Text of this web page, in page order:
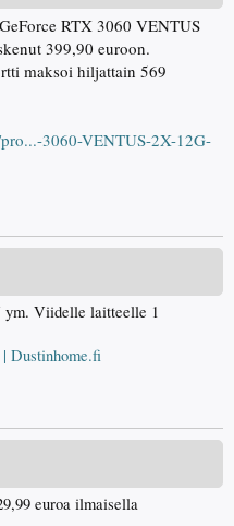
RTX 3060 VENTUS
399,90 euroon.
maksoi hiljattain 569
3060-VENTUS-2X-12G-
ym. Viidelle laitteelle 1
Dustinhome.fi
euroa ilmaisella